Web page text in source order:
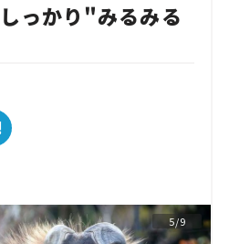
っかり"みるみる
5/9
スズキ｜Suzuki
ロードスター｜Mazda Roadster